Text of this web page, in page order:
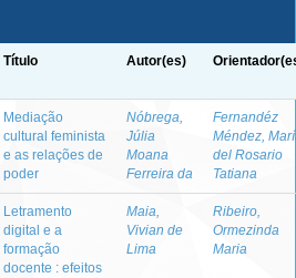
Título Autor(es)
Mediação
cultural feminista
e as relações de
poder
Nóbrega,
Júlia
Moana
Ferreira da
Fernandéz
Méndez,
del Rosario
Tatiana
Letramento
digital e a
formação
docente : efeitos
Maia,
Vivian de
Lima
Ribeiro,
Ormezinda
Maria